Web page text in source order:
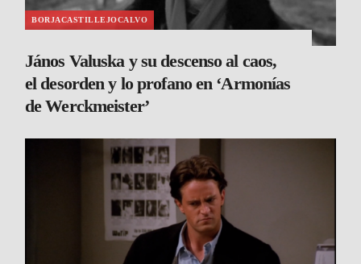
BORJACASTILLEJOCALVO
János Valuska y su descenso al caos,
el desorden y lo profano en ‘Armonías
de Werckmeister’